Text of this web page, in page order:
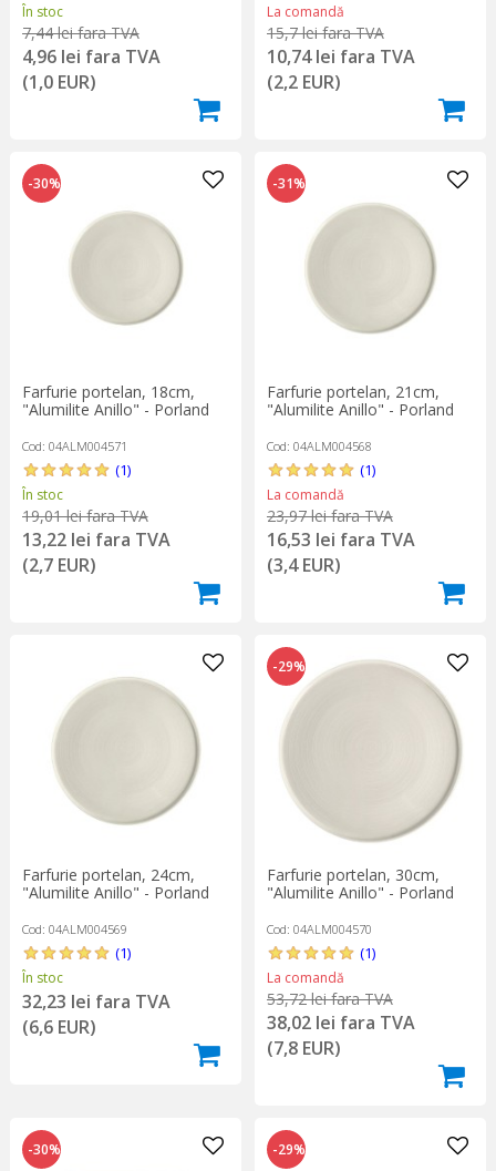
În stoc
7,44 lei fara TVA
4,96 lei fara TVA
(1,0 EUR)
La comandă
15,7 lei fara TVA
10,74 lei fara TVA
(2,2 EUR)
-30%
Farfurie portelan, 18cm,
"Alumilite Anillo" - Porland
Cod: 04ALM004571
(1)
În stoc
19,01 lei fara TVA
13,22 lei fara TVA
(2,7 EUR)
-31%
Farfurie portelan, 21cm,
"Alumilite Anillo" - Porland
Cod: 04ALM004568
(1)
La comandă
23,97 lei fara TVA
16,53 lei fara TVA
(3,4 EUR)
Farfurie portelan, 24cm,
"Alumilite Anillo" - Porland
Cod: 04ALM004569
(1)
În stoc
32,23 lei fara TVA
(6,6 EUR)
-29%
Farfurie portelan, 30cm,
"Alumilite Anillo" - Porland
Cod: 04ALM004570
(1)
La comandă
53,72 lei fara TVA
38,02 lei fara TVA
(7,8 EUR)
-30% -29%